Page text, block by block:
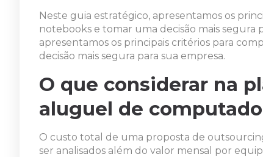
Neste guia estratégico, apresentamos os
notebooks e tomar uma decisão mais segura
apresentamos os principais critérios para
decisão mais segura para sua empresa.
O que considerar na
aluguel de
O custo total de uma proposta de
ser analisados além do valor mensal por